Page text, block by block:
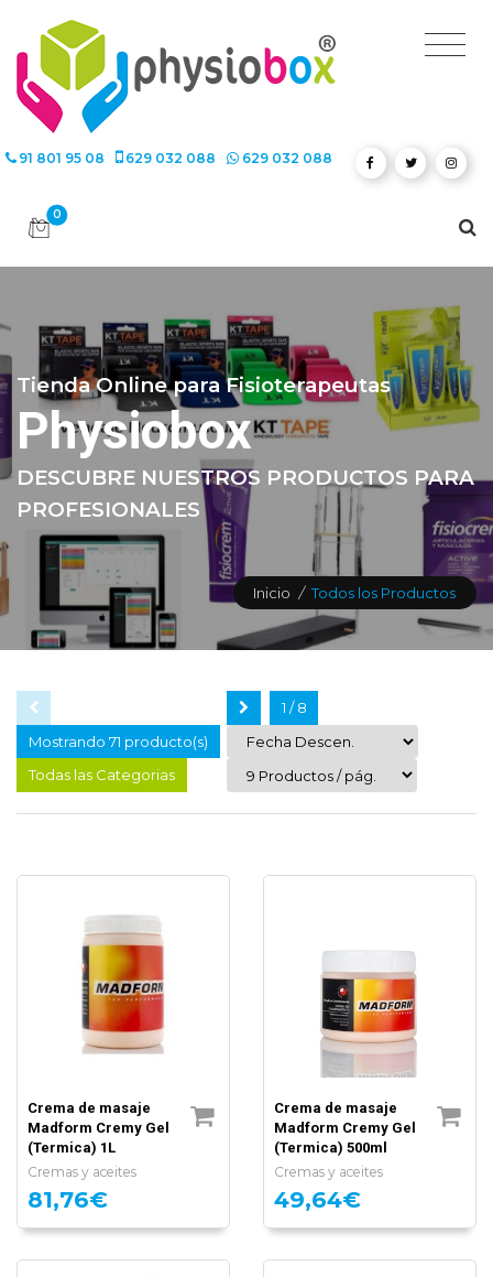
91 801 95 08 629 032 088 629 032 088
0
Tienda Online para Fisioterapeutas
Physiobox
DESCUBRE NUESTROS PRODUCTOS PARA
PROFESIONALES
Inicio / Todos los Productos
Mostrando 71 producto(s)
Todas las Categorias
1 / 8
Crema de masaje
Madform Cremy Gel
(Termica) 1L
Cremas y aceites
81,76€
Crema de masaje
Madform Cremy Gel
(Termica) 500ml
Cremas y aceites
49,64€